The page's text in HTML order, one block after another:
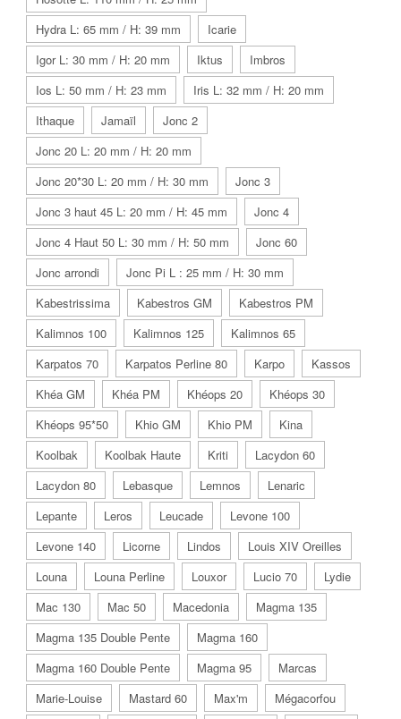
Hydra L: 65 mm / H: 39 mm
Icarie
Igor L: 30 mm / H: 20 mm
Iktus
Imbros
Ios L: 50 mm / H: 23 mm
Iris L: 32 mm / H: 20 mm
Ithaque
Jamaïl
Jonc 2
Jonc 20 L: 20 mm / H: 20 mm
Jonc 20*30 L: 20 mm / H: 30 mm
Jonc 3
Jonc 3 haut 45 L: 20 mm / H: 45 mm
Jonc 4
Jonc 4 Haut 50 L: 30 mm / H: 50 mm
Jonc 60
Jonc arrondi
Jonc Pi L : 25 mm / H: 30 mm
Kabestrissima
Kabestros GM
Kabestros PM
Kalimnos 100
Kalimnos 125
Kalimnos 65
Karpatos 70
Karpatos Perline 80 Karpo
Kassos
Khéa GM
Khéa PM Khéops 20
Khéops 30
Khéops 95*50
Khio GM Khio PM
Kina
Koolbak
Koolbak Haute Kriti
Lacydon 60
Lacydon 80
Lebasque Lemnos
Lenaric
Lepante
Leros Leucade
Levone 100
Levone 140
Licorne Lindos
Louis XIV Oreilles
Louna
Louna Perline Louxor Lucio 70
Lydie
Mac 130
Mac 50 Macedonia
Magma 135
Magma 135 Double Pente
Magma 160
Magma 160 Double Pente
Magma 95
Marcas
Marie-Louise
Mastard 60 Max'm
Mégacorfou